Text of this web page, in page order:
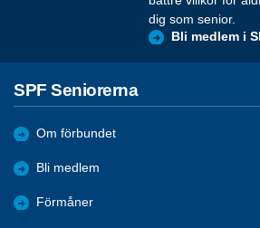
dig som senior.
Bli medlem i
SPF Seniorerna
Om förbundet
Bli medlem
Förmåner